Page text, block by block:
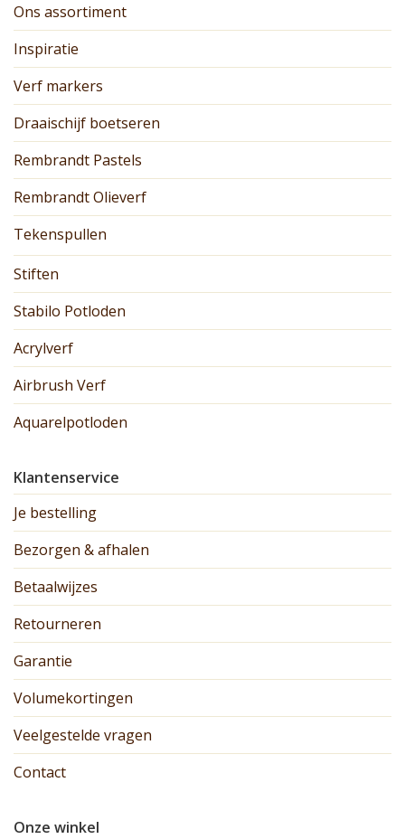
Ons assortiment
Inspiratie
Verf markers
Draaischijf boetseren
Rembrandt Pastels
Rembrandt Olieverf
Tekenspullen
Stiften
Stabilo Potloden
Acrylverf
Airbrush Verf
Aquarelpotloden
Klantenservice
Je bestelling
Bezorgen & afhalen
Betaalwijzes
Retourneren
Garantie
Volumekortingen
Veelgestelde vragen
Contact
Onze winkel